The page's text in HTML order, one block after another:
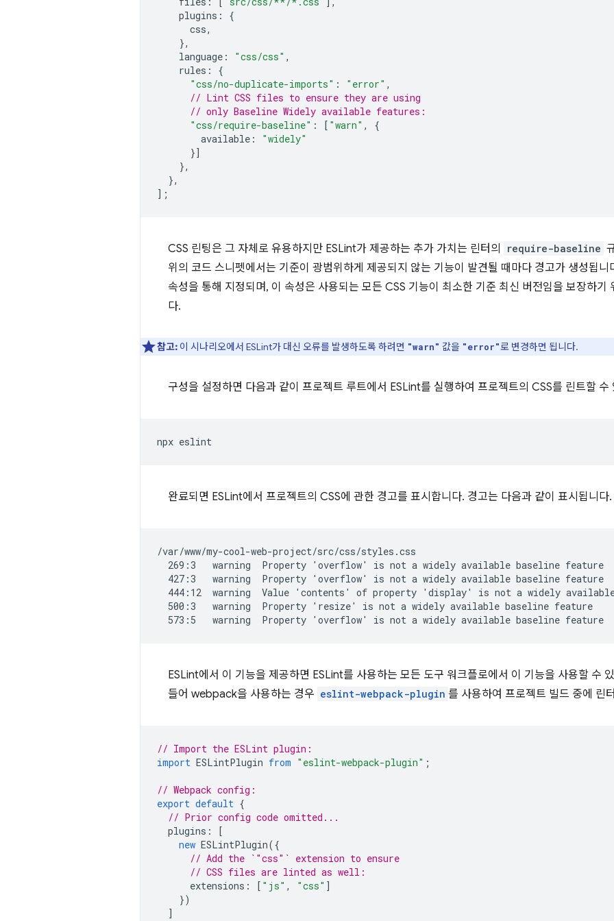
plugins :
{
css,
},
language : "css/css" ,
rules :
{
"css/no-duplicate-imports" : "error" ,
// Lint CSS files to ensure they are using
// only Baseline Widely available features:
"css/require-baseline" : [ "warn" ,
{
available :
"widely"
}]
},
},
];
CSS 린팅은 그 자체로 유용하지만 ESLint가 제공하는 추가 가치는 린터의 require-baseline
위의 코드 스니펫에서는 기준이 광범위하게 제공되지 않는 기능이 발견될 때마다 경고가 생성됩
속성을 통해 지정되며, 이 속성은 사용되는 모든 CSS 기능이 최소한 기준 최신 버전임을 보장하기
다.
참고: 이 시나리오에서 ESLint가 대신 오류를 발생하도록 하려면 "warn" 값을 "error"로 변경하면 됩니다.
구성을 설정하면 다음과 같이 프로젝트 루트에서 ESLint를 실행하여 프로젝트의 CSS를 린트할 수
완료되면 ESLint에서 프로젝트의 CSS에 관한 경고를 표시합니다. 경고는 다음과 같이 표시됩니다.
/var/www/my-cool-web-project/src/css/styles.css
269:3   warning  Property 'overflow' is not a widely available baseline feature
427:3   warning  Property 'overflow' is not a widely available baseline feature
444:12  warning  Value 'contents' of property 'display' is not a widely
500:3   warning  Property 'resize' is not a widely available baseline feature
ESLint에서 이 기능을 제공하면 ESLint를 사용하는 모든 도구 워크플로에서 이 기능을 사용할 수
들어 webpack을 사용하는 경우 eslint-webpack-plugin 를 사용하여 프로젝트 빌드 중에 린
// Import the ESLint plugin:
import ESLintPlugin from "eslint-webpack-plugin" ;
// Webpack config:
export default {
// Prior config code omitted...
plugins :
[
new ESLintPlugin({
// Add the `"css"` extension to ensure
// CSS files are linted as well:
extensions : [ "js" , "css" ]
})
]